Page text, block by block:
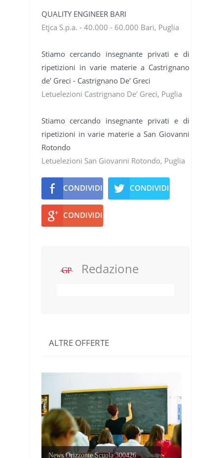
QUALITY ENGINEER BARI
Etjca S.p.a. - 40.000 - 60.000 Bari, Puglia
Stiamo cercando insegnante privati e di
ripetizioni in varie materie a Castrignano
de' Greci - Castrignano De' Greci
Letuelezioni Castrignano De' Greci, Puglia
Stiamo cercando insegnante privati e di
ripetizioni in varie materie a San Giovanni
Rotondo
Letuelezioni San Giovanni Rotondo, Puglia
CONDIVIDI CONDIVIDI
CONDIVIDI
Redazione
ALTRE OFFERTE
News Orizzonte Scuola 300426